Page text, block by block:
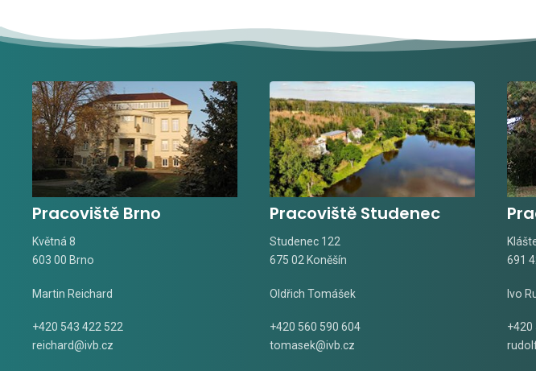
Pracoviště Brno
Květná 8
603 00 Brno
Martin Reichard
+420 543 422 522
reichard@ivb.cz
Pracoviště Studenec
Studenec 122
675 02 Koněšín
Oldřich Tomášek
+420 560 590 604
tomasek@ivb.cz
691
Ivo
+420